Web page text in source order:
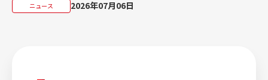
当社について
ニュース 2026年07月06日